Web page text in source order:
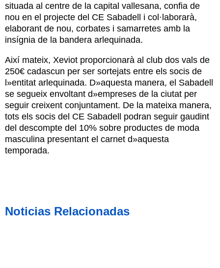
situada al centre de la capital vallesana, confia de
nou en el projecte del CE Sabadell i col·laborarà,
elaborant de nou, corbates i samarretes amb la
insígnia de la bandera arlequinada.
Així mateix, Xeviot proporcionarà al club dos vals de
250€ cadascun per ser sortejats entre els socis de
l»entitat arlequinada. D»aquesta manera, el Sabadell
se segueix envoltant d»empreses de la ciutat per
seguir creixent conjuntament. De la mateixa manera,
tots els socis del CE Sabadell podran seguir gaudint
del descompte del 10% sobre productes de moda
masculina presentant el carnet d»aquesta
temporada.
Noticias Relacionadas